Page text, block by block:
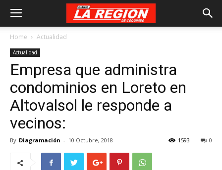
Home Actualidad
Actualidad
Empresa que administra
condominios en Loreto en
Altovalsol le responde a
vecinos:
By Diagramación - 10 Octubre, 2018 0
1593